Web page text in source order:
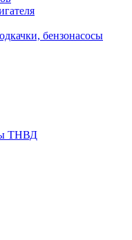
бензонасосы
ТНВД